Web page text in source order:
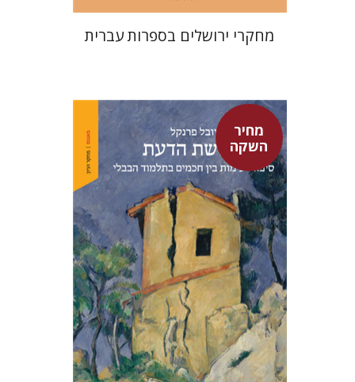
מחקרי ירושלים בספרות עברית
מחיר
השקהיובל פרנקל
מחיר השקה
$46
$32